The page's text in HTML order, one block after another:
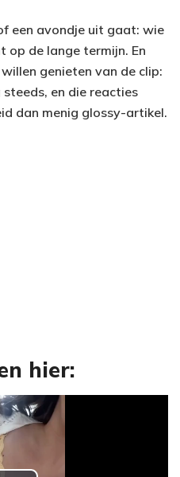
een avondje uit gaat: wie
de lange termijn. En
genieten van de clip:
en die reacties
dan menig glossy-artikel.
hier: